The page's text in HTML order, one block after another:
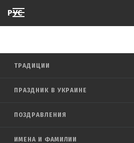
РУС
ТРАДИЦИИ
ПРАЗДНИК В УКРАИНЕ
ПОЗДРАВЛЕНИЯ
ИМЕНА И ФАМИЛИИ